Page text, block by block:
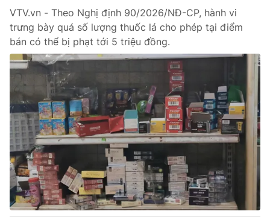
VTV.vn - Theo Nghị định 90/2026/NĐ-CP, hành vi
trưng bày quá số lượng thuốc lá cho phép tại điểm
bán có thể bị phạt tới 5 triệu đồng.